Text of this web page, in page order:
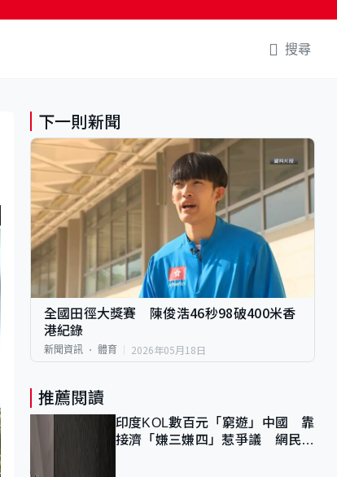
搜尋
下一則新聞
全國田徑大獎賽 陳俊浩46秒98破400米香
港紀錄
新聞資訊 體育 2026年05月18日
推薦閱讀
印度KOL數百元「窮遊」中國 靠
接濟「嫌三嫌四」惹爭議 網民：